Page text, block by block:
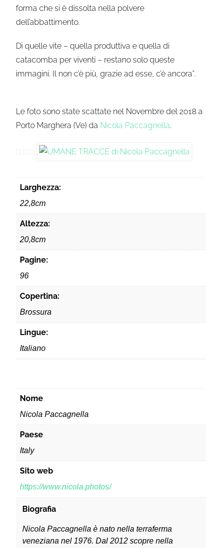
forma che si è dissolta nella polvere
dell’abbattimento.
Di quelle vite – quella produttiva e quella di
catacomba per viventi – restano solo queste
immagini. Il non c’è più, grazie ad esse, c’è ancora”.
Le foto sono state scattate nel Novembre del 2018 a
Porto Marghera (Ve) da Nicola Paccagnella.
Larghezza:
22,8cm
Altezza:
20,8cm
Pagine:
96
Copertina:
Brossura
Lingue:
Italiano
Nome
Nicola Paccagnella
Paese
Italy
Sito web
https://www.nicola.photos/
Biografia
Nicola Paccagnella è nato nella terraferma
veneziana nel 1976. Dal 2012 scopre nella